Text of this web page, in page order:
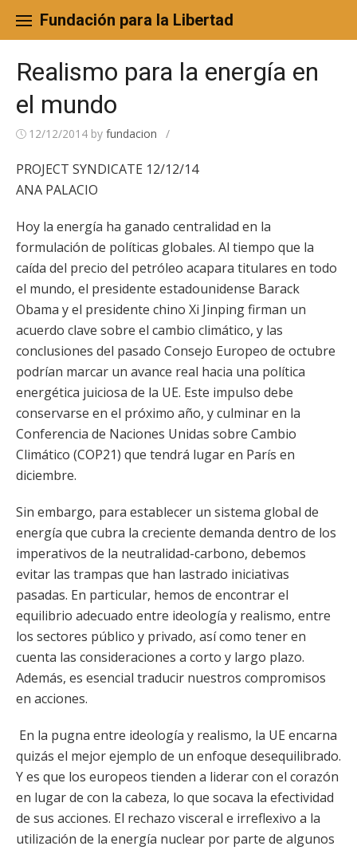
content
Fundación para la Libertad
Realismo para la energía en
el mundo
12/12/2014 by fundacion /
PROJECT SYNDICATE 12/12/14
ANA PALACIO
Hoy la energía ha ganado centralidad en la
formulación de políticas globales. Al tiempo que la
caída del precio del petróleo acapara titulares en todo
el mundo, el presidente estadounidense Barack
Obama y el presidente chino Xi Jinping firman un
acuerdo clave sobre el cambio climático, y las
conclusiones del pasado Consejo Europeo de octubre
podrían marcar un avance real hacia una política
energética juiciosa de la UE. Este impulso debe
conservarse en el próximo año, y culminar en la
Conferencia de Naciones Unidas sobre Cambio
Climático (COP21) que tendrá lugar en París en
diciembre.
Sin embargo, para establecer un sistema global de
energía que cubra la creciente demanda dentro de los
imperativos de la neutralidad-carbono, debemos
evitar las trampas que han lastrado iniciativas
pasadas. En particular, hemos de encontrar el
equilibrio adecuado entre ideología y realismo, entre
los sectores público y privado, así como tener en
cuenta las consideraciones a corto y largo plazo.
Además, es esencial traducir nuestros compromisos
en acciones.
En la pugna entre ideología y realismo, la UE encarna
quizás el mejor ejemplo de un enfoque desequilibrado.
Y es que los europeos tienden a liderar con el corazón
en lugar de con la cabeza, lo que socava la efectividad
de sus acciones. El rechazo visceral e irreflexivo a la
utilización de la energía nuclear por parte de algunos